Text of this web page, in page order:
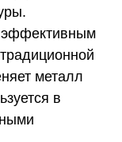
эффективным
металл
в